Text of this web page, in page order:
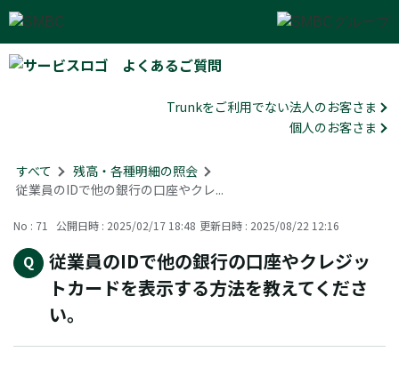
よくあるご質問
Trunkをご利用でない法人のお客さま
個人のお客さま
すべて > 残高・各種明細の照会 >
従業員のIDで他の銀行の口座やクレ...
No : 71 公開日時 : 2025/02/17 18:48 更新日時 : 2025/08/22 12:16
従業員のIDで他の銀行の口座やクレジッ
トカードを表示する方法を教えてくださ
い。